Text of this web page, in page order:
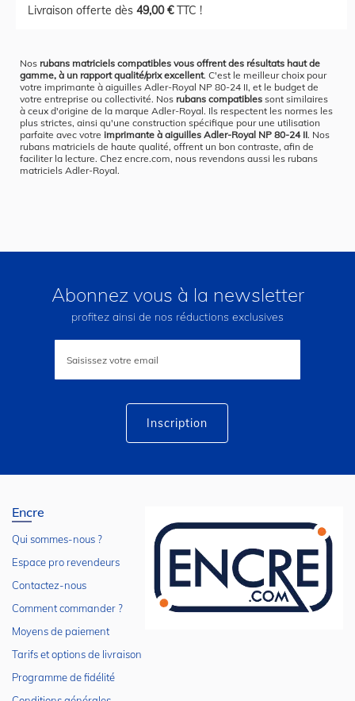
Livraison offerte dès 49,00 €TTC !
Nos rubans matriciels compatibles vous offrent des résultats haut de
gamme, à un rapport qualité/prix excellent. C'est le meilleur choix pour
votre imprimante à aiguilles Adler-Royal NP 80-24 II, et le budget de
votre entreprise ou collectivité. Nos rubans compatibles sont similaires
à ceux d'origine de la marque Adler-Royal. Ils respectent les normes les
plus strictes, ainsi qu'une construction spécifique pour une utilisation
parfaite avec votre imprimante à aiguilles Adler-Royal NP 80-24 II. Nos
rubans matriciels de haute qualité, offrent un bon contraste, afin de
faciliter la lecture. Chez encre.com, nous revendons aussi les rubans
matriciels Adler-Royal.
Abonnez vous à la newsletter
profitez ainsi de nos réductions exclusives
lettre
Inscription
Encre
Qui sommes-nous ?
Espace pro revendeurs
Contactez-nous
Comment commander ?
Moyens de paiement
Tarifs et options de livraison
Programme de fidélité